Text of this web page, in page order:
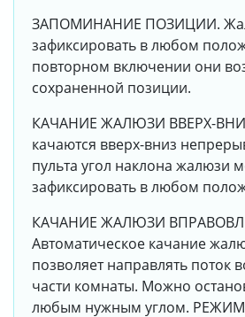
ЗАПОМИНАНИЕ ПОЗИЦИИ.
зафиксировать в любом
повторном включении они
сохраненной позиции.
КАЧАНИЕ ЖАЛЮЗИ ВВЕРХ-
качаются вверх-вниз
пульта угол наклона жалюзи
зафиксировать в любом
КАЧАНИЕ ЖАЛЮЗИ
Автоматическое качание
позволяет направлять поток
части комнаты. Можно
любым нужным углом.